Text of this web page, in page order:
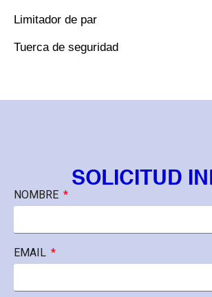
Limitador de par
Tuerca de seguridad
SOLICITUD
NOMBRE
EMAIL